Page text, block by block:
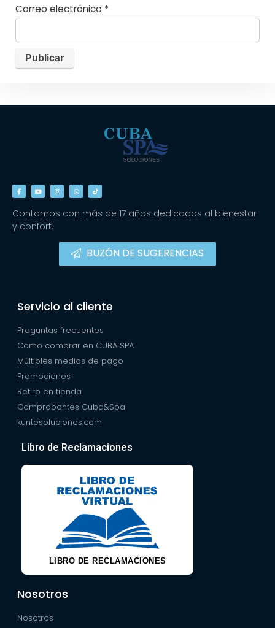
Correo electrónico *
Contamos con más de 17 años dedicados al bienestar
y confort.
BUZÓN DE SUGERENCIAS
Servicio al cliente
Preguntas frecuentes
Como comprar en CUBA SPA
Múltiples medios de pago
Promociones
Retiro en tienda
Comprobantes Cuba&Spa
kuntesoluciones.com
Libro de Reclamaciones
LIBRO DE RECLAMACIONES
Nosotros
Nosotros